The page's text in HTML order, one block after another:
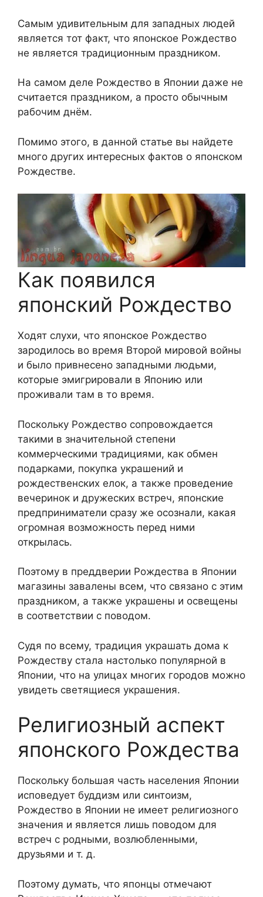
p
p
a
m
e
s
t
o
k
n
k
и
т
ь
Самым удивительным для западных людей
является тот факт, что японское Рождество
не является традиционным праздником.
На самом деле Рождество в Японии даже не
считается праздником, а просто обычным
рабочим днём.
Помимо этого, в данной статье вы найдете
много других интересных фактов о японском
Рождестве.
Как появился
японский Рождество
Ходят слухи, что японское Рождество
зародилось во время Второй мировой войны
и было привнесено западными людьми,
которые эмигрировали в Японию или
проживали там в то время.
Поскольку Рождество сопровождается
такими в значительной степени
коммерческими традициями, как обмен
подарками, покупка украшений и
рождественских елок, а также проведение
вечеринок и дружеских встреч, японские
предприниматели сразу же осознали, какая
огромная возможность перед ними
открылась.
Поэтому в преддверии Рождества в Японии
магазины завалены всем, что связано с этим
праздником, а также украшены и освещены
в соответствии с поводом.
Судя по всему, традиция украшать дома к
Рождеству стала настолько популярной в
Японии, что на улицах многих городов можно
увидеть светящиеся украшения.
Религиозный аспект
японского Рождества
Поскольку большая часть населения Японии
исповедует буддизм или синтоизм,
Рождество в Японии не имеет религиозного
значения и является лишь поводом для
встреч с родными, возлюбленными,
друзьями и т. д.
Поэтому думать, что японцы отмечают